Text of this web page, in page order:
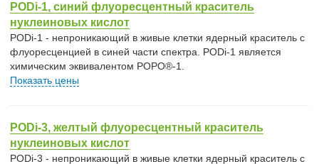
PODi-1, синий флуоресцентный краситель
нуклеиновых кислот
PODi-1 - непроникающий в живые клетки ядерный краситель с
флуоресценцией в синей части спектра. PODi-1 является
химическим эквивалентом POPO®-1.
Показать цены
PODi-3, желтый флуоресцентный краситель
нуклеиновых кислот
PODi-3 - непроникающий в живые клетки ядерный краситель с